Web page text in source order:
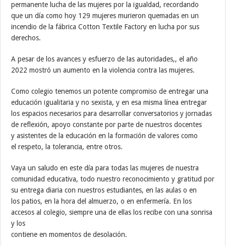
permanente lucha de las mujeres por la igualdad, recordando
que un día como hoy 129 mujeres murieron quemadas en un
incendio de la fábrica Cotton Textile Factory en lucha por sus
derechos.
A pesar de los avances y esfuerzo de las autoridades,, el año
2022 mostró un aumento en la violencia contra las mujeres.
Como colegio tenemos un potente compromiso de entregar una
educación igualitaria y no sexista, y en esa misma línea entregar
los espacios necesarios para desarrollar conversatorios y jornadas
de reflexión, apoyo constante por parte de nuestros docentes
y asistentes de la educación en la formación de valores como
el respeto, la tolerancia, entre otros.
Vaya un saludo en este día para todas las mujeres de nuestra
comunidad educativa, todo nuestro reconocimiento y gratitud por
su entrega diaria con nuestros estudiantes, en las aulas o en
los patios, en la hora del almuerzo, o en enfermería. En los
accesos al colegio, siempre una de ellas los recibe con una sonrisa
y los
contiene en momentos de desolación.